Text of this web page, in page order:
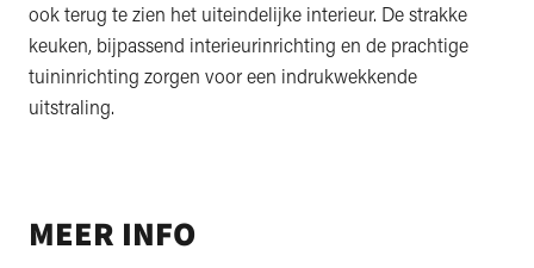
ook terug te zien het uiteindelijke interieur. De strakke
keuken, bijpassend interieurinrichting en de prachtige
tuininrichting zorgen voor een indrukwekkende
uitstraling.
MEER INFO